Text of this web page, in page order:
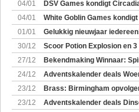
04/01
DSV Games kondigt
04/01
White Goblin Games
01/01
Gelukkig nieuwjaar
30/12
Scoor Potion Explosion en
27/12
Bekendmaking Winnaar:
24/12
Adventskalender deals
23/12
Brass: Birmingham
23/12
Adventskalender deals